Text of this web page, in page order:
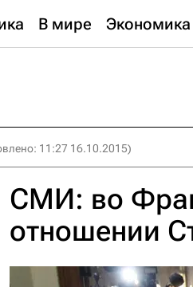
В мире Экономика
11:27 16.10.2015)
СМИ: во
отношении